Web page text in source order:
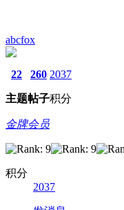
abcfox
22
主题
260
帖子
2037
积分
金牌会员
积分
2037